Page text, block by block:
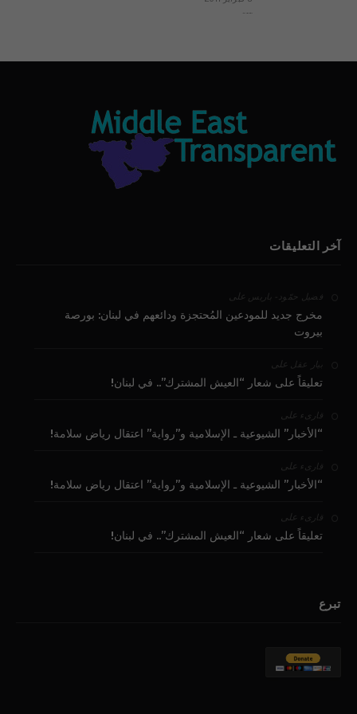
آخر التعليقات
فضيل حمّود - باريس على
مخرج جديد للمودعين المُحتجزة ودائعهم في لبنان: بورصة
بيروت
بيار عقل على
تعليقاً على شعار “العيش المشترك”.. في لبنان!
قارىء على
“الأخبار” الشيوعية ـ الإسلامية و”رواية” اعتقال رياض سلامة!
قارىء على
“الأخبار” الشيوعية ـ الإسلامية و”رواية” اعتقال رياض سلامة!
قارىء على
تعليقاً على شعار “العيش المشترك”.. في لبنان!
تبرع